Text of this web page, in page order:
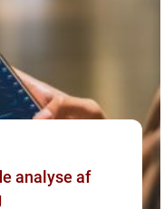
analyse af